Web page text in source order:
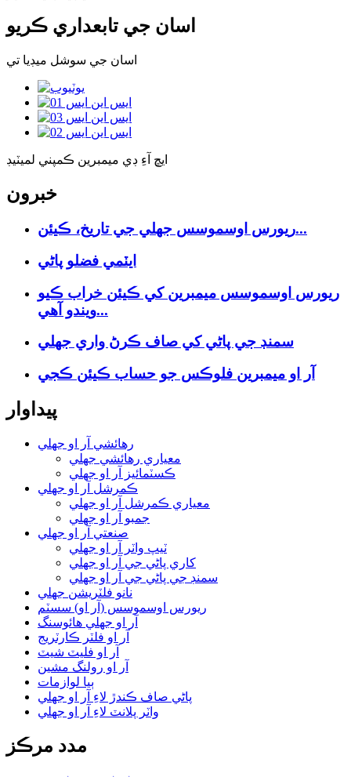
اسان جي تابعداري ڪريو
اسان جي سوشل ميڊيا تي
ايڇ آءِ ڊي ميمبرين ڪمپني لميٽيڊ
خبرون
ريورس اوسموسس جھلي جي تاريخ، ڪيئن...
ايٽمي فضلو پاڻي
ريورس اوسموسس ميمبرين کي ڪيئن خراب ڪيو
ويندو آهي...
سمنڊ جي پاڻي کي صاف ڪرڻ واري جھلي
آر او ميمبرين فلوڪس جو حساب ڪيئن ڪجي
پيداوار
رهائشي آر او جھلي
معياري رهائشي جھلي
ڪسٽمائيز آر او جھلي
ڪمرشل آر او جھلي
معياري ڪمرشل آر او جھلي
جمبو آر او جھلي
صنعتي آر او جھلي
ٽيپ واٽر آر او جھلي
کاري پاڻي جي آر او جھلي
سمنڊ جي پاڻي جي آر او جھلي
نانو فلٽريشن جھلي
ريورس اوسموسس (آر او) سسٽم
آر او جھلي هائوسنگ
آر او فلٽر ڪارٽريج
آر او فليٽ شيٽ
آر او رولنگ مشين
ٻيا لوازمات
پاڻي صاف ڪندڙ لاءِ آر او جھلي
واٽر پلانٽ لاءِ آر او جھلي
مدد مرڪز